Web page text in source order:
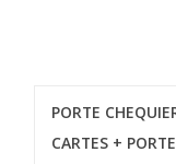
PORTE
CARTES +